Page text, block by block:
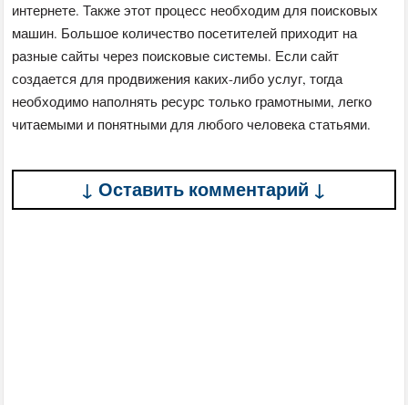
интернете. Также этот процесс необходим для поисковых
машин. Большое количество посетителей приходит на
разные сайты через поисковые системы. Если сайт
создается для продвижения каких-либо услуг, тогда
необходимо наполнять ресурс только грамотными, легко
читаемыми и понятными для любого человека статьями.
↓ Оставить комментарий ↓